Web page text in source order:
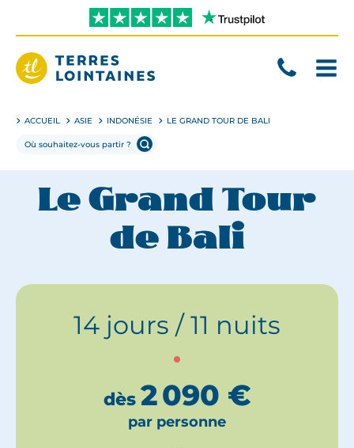
directement
contenu
ACCUEIL ASIE INDONÉSIE LE GRAND TOUR DE BALI
Le Grand Tour
de Bali
14 jours / 11 nuits
dès 2 090 €
par personne